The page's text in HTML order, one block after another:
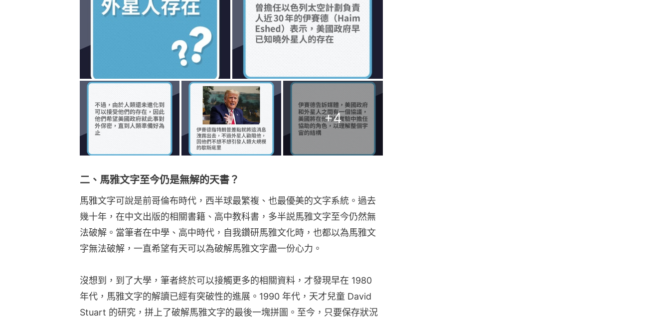
+4
二、馬雅文字至今仍是無解的天書？
馬雅文字可說是前哥倫布時代，西半球最繁複、也最優美的文字系統。過去
幾十年，在中文出版的相關書籍、高中教科書，多半説馬雅文字至今仍然無
法破解。當筆者在中學、高中時代，自我鑽研馬雅文化時，也都以為馬雅文
字無法破解，一直希望有天可以為破解馬雅文字盡一份心力。
沒想到，到了大學，筆者終於可以接觸更多的相關資料，才發現早在 1980
年代，馬雅文字的解讀已經有突破性的進展。1990 年代，天才兒童 David
Stuart 的研究，拼上了破解馬雅文字的最後一塊拼圖。至今，只要保存狀況